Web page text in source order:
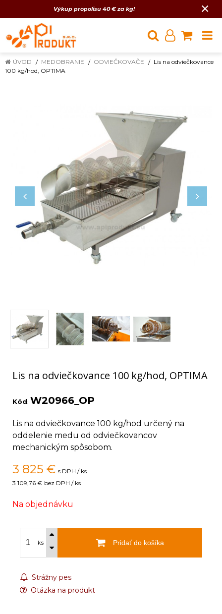
Výkup propolisu 40 € za kg! ×
ÚVOD MEDOBRANIE ODVIEČKOVAČE
Lis na odviečkovance
100 kg/hod, OPTIMA
Lis na odviečkovance 100 kg/hod, OPTIMA
Kód: W20966_OP
Lis na odviečkovance 100 kg/hod určený na
oddelenie medu od odviečkovancov
mechanickým spôsobom.
3 825 € s DPH / ks
3 109,76 € bez DPH / ks
Na objednávku
ks Pridať do košíka
Strážny pes
Otázka na produkt